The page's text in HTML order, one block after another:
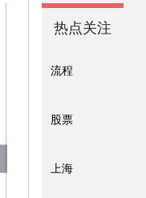
热点关注
流程
股票
上海